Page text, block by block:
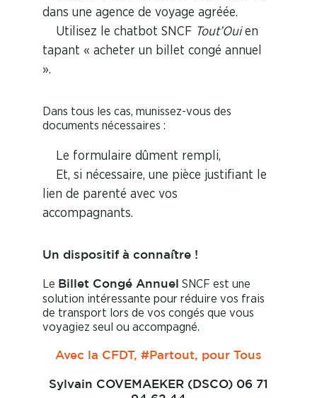
dans une agence de voyage agréée.
Utilisez le chatbot SNCF Tout’Ouien
tapant « acheter un billet congé annuel
».
Dans tous les cas, munissez-vous des
documents nécessaires :
Le formulaire dûment rempli,
Et, si nécessaire, une pièce justifiant le
lien de parenté avec vos
accompagnants.
Un dispositif à connaître !
Le Billet Congé Annuel SNCF est une
solution intéressante pour réduire vos frais
de transport lors de vos congés que vous
voyagiez seul ou accompagné.
Avec la CFDT, #Partout, pour Tous
Sylvain COVEMAEKER (DSCO) 06 71